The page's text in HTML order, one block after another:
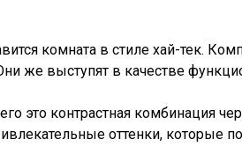
комната в стиле хай-тек.
же выступят в качестве
это контрастная комбинация
оттенки, которые